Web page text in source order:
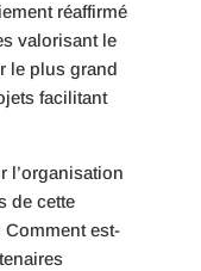
réaffirmé
valorisant le
le plus grand
facilitant
l’organisation
de cette
est-